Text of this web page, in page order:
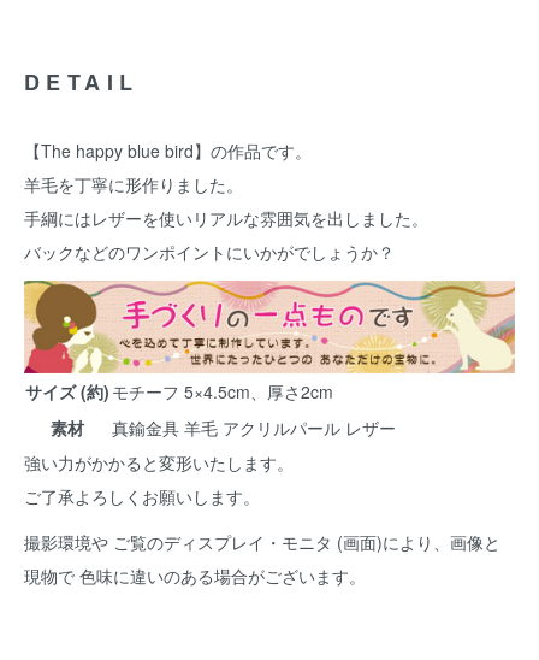
DETAIL
【The happy blue bird】の作品です。
羊毛を丁寧に形作りました。
手綱にはレザーを使いリアルな雰囲気を出しました。
バックなどのワンポイントにいかがでしょうか？
サイズ (約) モチーフ 5×4.5cm、厚さ2cm
素材
真鍮金具 羊毛 アクリルパール レザー
強い力がかかると変形いたします。
ご了承よろしくお願いします。
撮影環境や ご覧のディスプレイ・モニタ (画面)により、画像と
現物で 色味に違いのある場合がございます。